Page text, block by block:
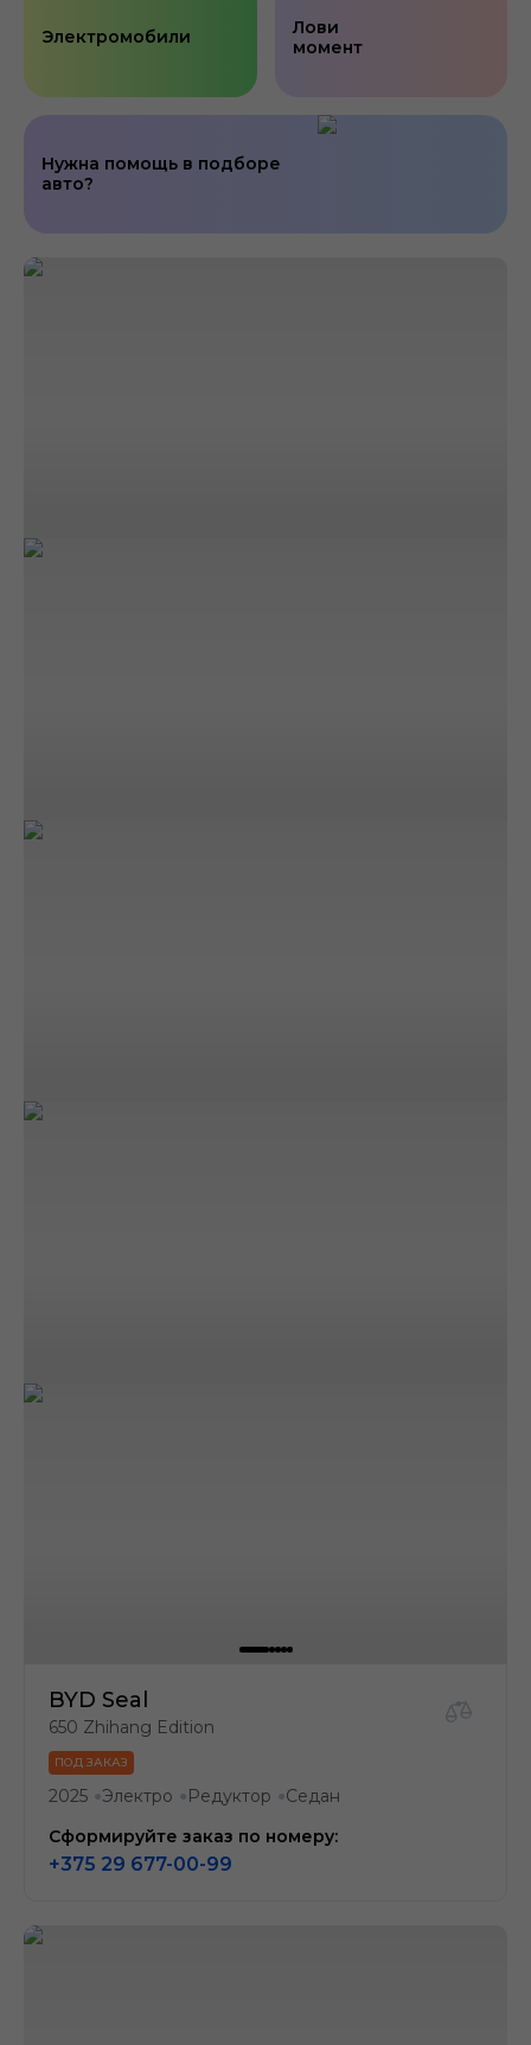
Нужна помощь в подборе
авто?
Электромобили
Лови
момент
BYD Seal
650 Zhihang Edition
ПОД ЗАКАЗ
2025 ●Электро ● Редуктор ●Седан
Сформируйте заказ по номеру:
+375 29 677-00-99